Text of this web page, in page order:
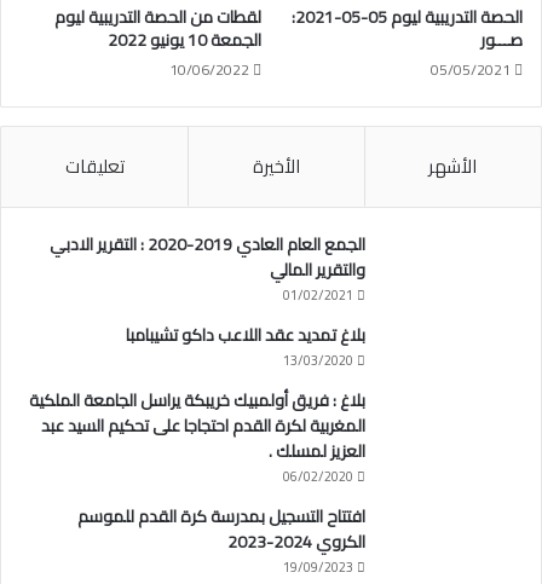
الحصة التدريبية ليوم 05-05-2021:
صـــور
05/05/2021
لقطات من الحصة التدريبية ليوم
الجمعة 10 يونيو 2022
10/06/2022
الأشهر الأخيرة تعليقات
الجمع العام العادي 2019-2020 : التقرير الادبي
والتقرير المالي
01/02/2021
بلاغ تمديد عقد اللاعب داكو تشيبامبا
13/03/2020
بلاغ : فريق أولمبيك خريبكة يراسل الجامعة الملكية
المغربية لكرة القدم احتجاجا على تحكيم السيد عبد
العزيز لمسلك .
06/02/2020
افتتاح التسجيل بمدرسة كرة القدم للموسم
الكروي 2024-2023
19/09/2023